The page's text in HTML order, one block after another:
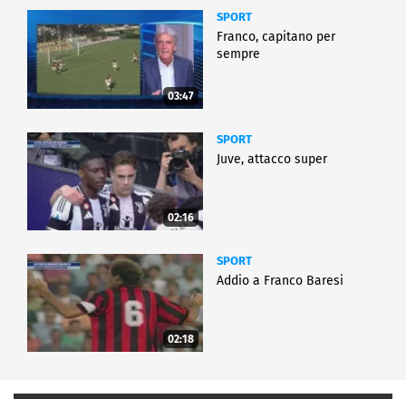
03:47
SPORT
Franco, capitano per
sempre
02:16
SPORT
Juve, attacco super
02:18
SPORT
Addio a Franco Baresi